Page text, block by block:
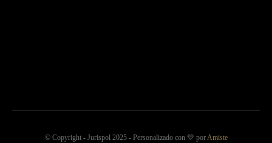
© Copyright - Jurispol 2025 - Personalizado con 💛 porAmiste